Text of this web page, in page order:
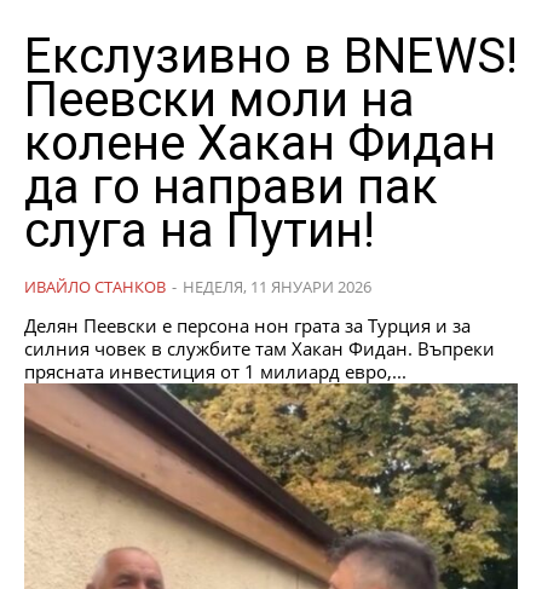
Екслузивно в BNEWS!
Пеевски моли на
колене Хакан Фидан
да го направи пак
слуга на Путин!
ИВАЙЛО СТАНКОВ - НЕДЕЛЯ, 11 ЯНУАРИ 2026
Делян Пеевски е персона нон грата за Турция и за
силния човек в службите там Хакан Фидан. Въпреки
прясната инвестиция от 1 милиард евро,...